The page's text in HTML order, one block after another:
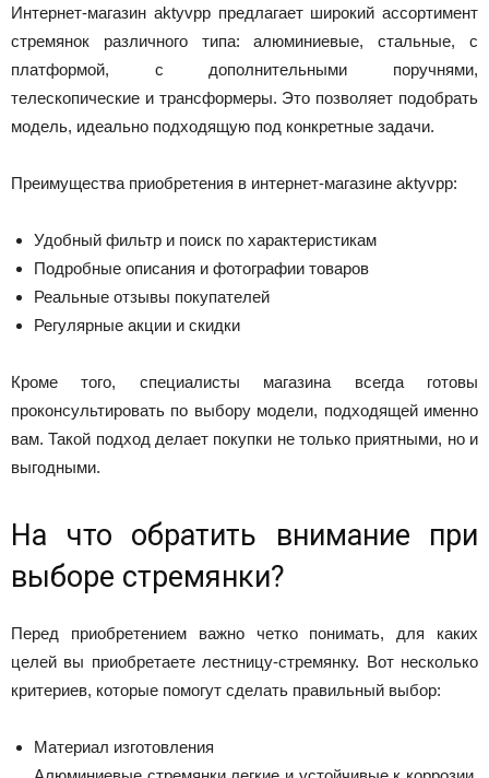
Интернет-магазин aktyvpp предлагает широкий ассортимент
стремянок различного типа: алюминиевые, стальные, с
платформой, с дополнительными поручнями,
телескопические и трансформеры. Это позволяет подобрать
модель, идеально подходящую под конкретные задачи.
Преимущества приобретения в интернет-магазине aktyvpp:
Удобный фильтр и поиск по характеристикам
Подробные описания и фотографии товаров
Реальные отзывы покупателей
Регулярные акции и скидки
Кроме того, специалисты магазина всегда готовы
проконсультировать по выбору модели, подходящей именно
вам. Такой подход делает покупки не только приятными, но и
выгодными.
На что обратить внимание при
выборе стремянки?
Перед приобретением важно четко понимать, для каких
целей вы приобретаете лестницу-стремянку. Вот несколько
критериев, которые помогут сделать правильный выбор:
Материал изготовления